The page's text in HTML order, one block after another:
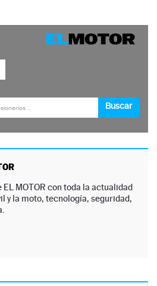
MOTOR con toda la actualidad
y la moto, tecnología, seguridad,